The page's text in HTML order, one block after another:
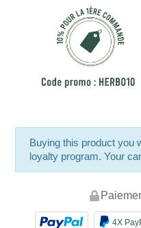
Buying this product you
loyalty program. Your
4X